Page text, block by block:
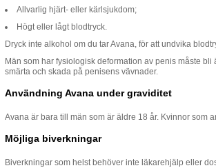
Allvarlig hjärt- eller kärlsjukdom;
Högt eller lågt blodtryck.
Dryck inte alkohol om du tar Avana, för att undvika
Män som har fysiologisk deformation av penis måste
smärta och skada på penisens vävnader.
Användning Avana under graviditet
Avana är bara till män som är äldre 18 år. Kvinnor som
Möjliga biverkningar
Biverkningar som helst behöver inte läkarehjälp eller